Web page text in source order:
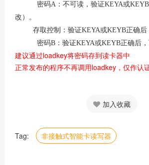
密码A ：不可读，验证KEYA或KEYB
改）。
存取控制：验证KEYA或KEYB正确后
密码B ：验证KEYA或KEYB正确后，
建议通过loadkey将密码存到读卡器中
正常发布的程序不再调用loadkey，仅作认
加入收藏
Tag: 非接触式智能卡读写器